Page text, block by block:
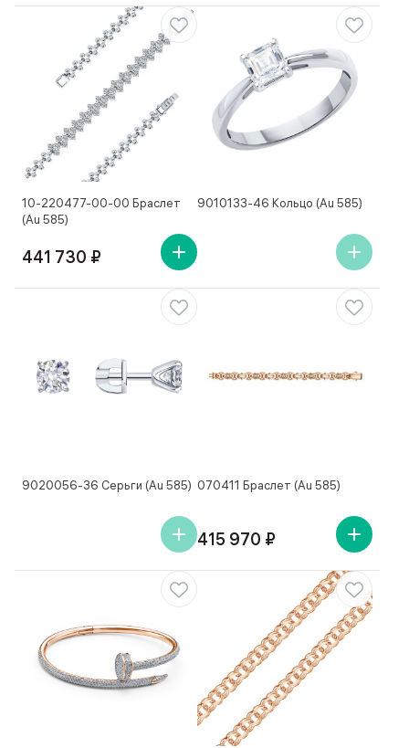
10-220477-00-00 Браслет
(Au 585)
441 730 ₽
9010133-46 Кольцо (Au 585)
9020056-36 Серьги (Au 585) 070411 Браслет (Au 585)
415 970 ₽